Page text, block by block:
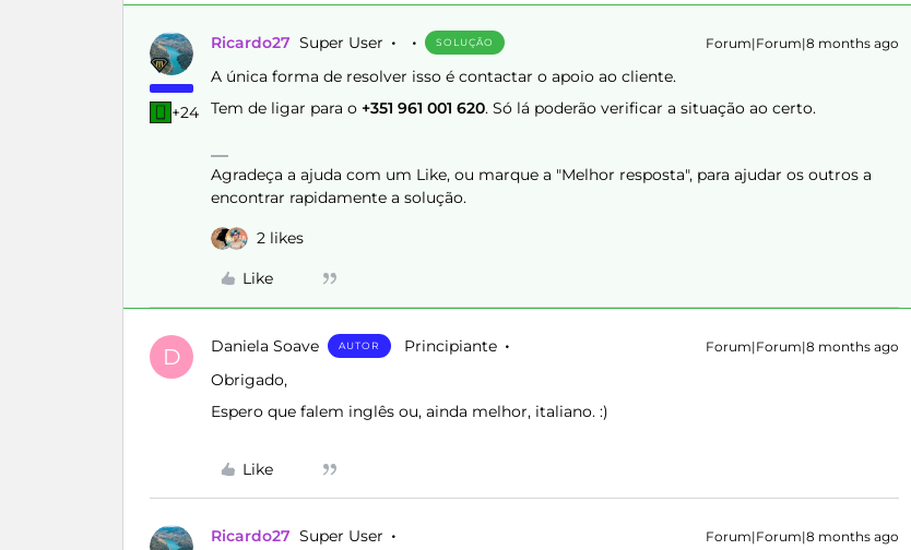
+24
Ricardo27 Super User SOLUÇÃO Forum|Forum|8 months ago
A única forma de resolver isso é contactar o apoio ao cliente.
Tem de ligar para o +351 961 001 620. Só lá poderão verificar a situação ao certo.
Agradeça a ajuda com um Like, ou marque a "Melhor resposta", para ajudar os outros a
encontrar rapidamente a solução.
2 likes
Like
D Daniela Soave AUTOR Principiante Forum|Forum|8 months ago
Obrigado,
Espero que falem inglês ou, ainda melhor, italiano. :)
Like
Ricardo27 Super User Forum|Forum|8 months ago